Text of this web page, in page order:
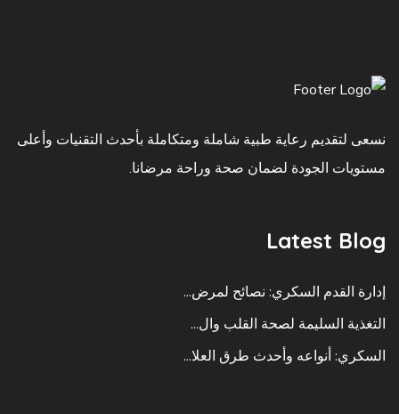
نسعى لتقديم رعاية طبية شاملة ومتكاملة بأحدث التقنيات وأعلى
مستويات الجودة لضمان صحة وراحة مرضانا.
Latest Blog
إدارة القدم السكري: نصائح لمرض...
التغذية السليمة لصحة القلب وال...
السكري: أنواعه وأحدث طرق العلا...